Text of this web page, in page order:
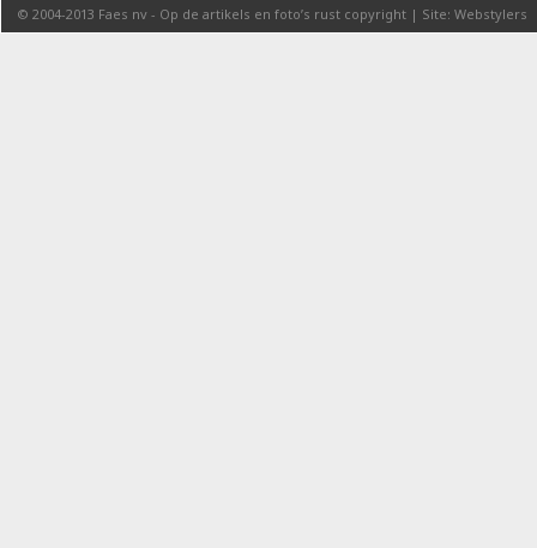
© 2004-2013 Faes nv - Op de artikels en foto’s rust copyright | Site: Webstylers